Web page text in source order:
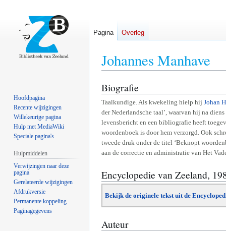
Johannes Manhave
Naar
navigatie
Naar
zoeken
Biografie
Taalkundige. Als kwekeling hielp hij Johan
der Nederlandsche taal’, waarvan hij na
levensbericht en een bibliografie heeft
woordenboek is door hem verzorgd. Ook
tweede druk onder de titel ‘Beknopt
aan de correctie en administratie van Het
Encyclopedie van Zeeland,
Bekijk de originele tekst uit de
Auteur
Pagina Overleg
Hoofdpagina
Recente wijzigingen
Willekeurige pagina
Hulp met MediaWiki
Speciale pagina's
Hulpmiddelen
Verwijzingen naar deze
pagina
Gerelateerde wijzigingen
Afdrukversie
Permanente koppeling
Paginagegevens